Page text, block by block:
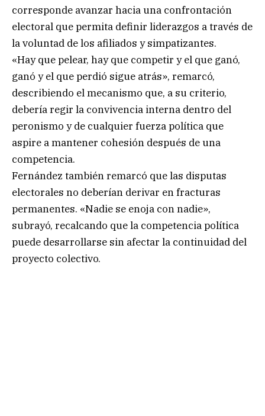
corresponde avanzar hacia una confrontación
electoral que permita definir liderazgos a través de
la voluntad de los afiliados y simpatizantes.
«Hay que pelear, hay que competir y el que ganó,
ganó y el que perdió sigue atrás», remarcó,
describiendo el mecanismo que, a su criterio,
debería regir la convivencia interna dentro del
peronismo y de cualquier fuerza política que
aspire a mantener cohesión después de una
competencia.
Fernández también remarcó que las disputas
electorales no deberían derivar en fracturas
permanentes. «Nadie se enoja con nadie»,
subrayó, recalcando que la competencia política
puede desarrollarse sin afectar la continuidad del
proyecto colectivo.